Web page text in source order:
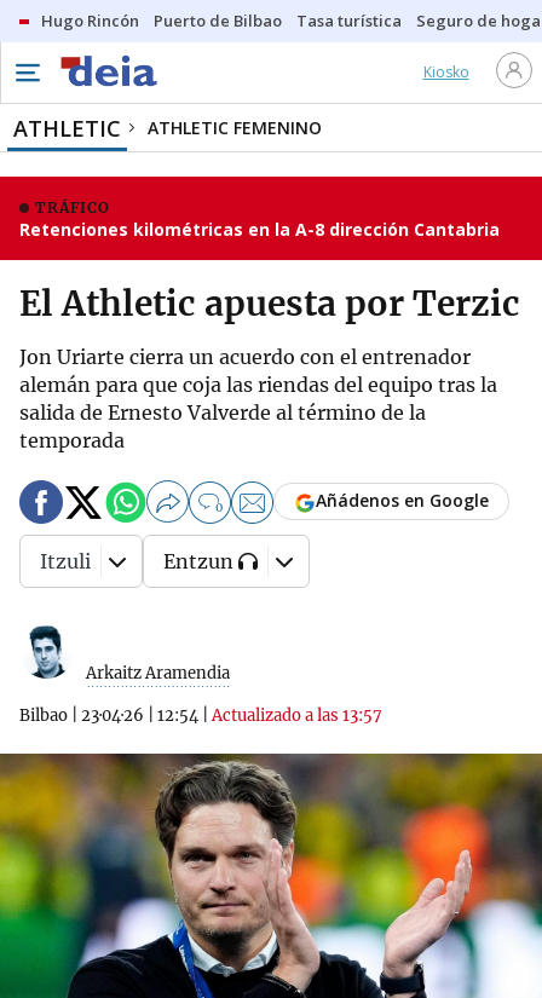
Hugo Rincón Puerto de Bilbao Tasa turística Seguro de
Kiosko
ATHLETIC ATHLETIC FEMENINO
TRÁFICO
Retenciones kilométricas en la A-8 dirección Cantabria
El Athletic apuesta por Terzic
Jon Uriarte cierra un acuerdo con el entrenador
alemán para que coja las riendas del equipo tras la
salida de Ernesto Valverde al término de la
temporada
Arkaitz Aramendia
Bilbao 23·04·26 12:54 |Actualizado a las 13:57
0 Añádenos en Google
Itzuli Entzun